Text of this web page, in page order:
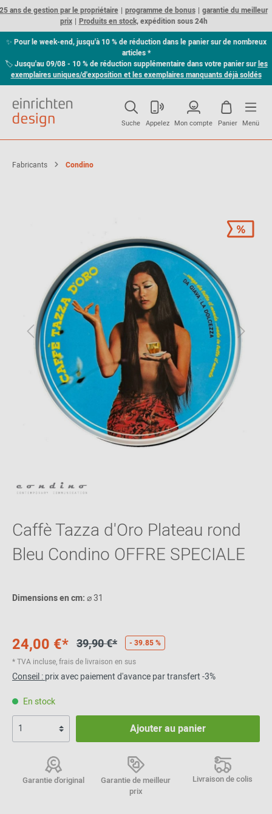
ans de gestion par le propriétaire programme de bonus
garantie du meilleur
prix
Produits en stock,expédition sous 24h
✨ Pour le week-end, jusqu'à 10 % de réduction dans le panier sur de nombreux
articles *
🏷Jusqu'au 09/08 - 10 % de réduction supplémentaire dans votre panier surles
exemplaires uniques/d'exposition et les exemplaires manquants déjà soldés
Suche Appelez Mon compte Panier Menü
Fabricants Condino
Caffè Tazza d'Oro Plateau rond
Bleu Condino OFFRE SPECIALE
Dimensions en cm:⌀ 31
24,00 €* 39,90 €*
- 39.85 %
* TVA incluse, frais de livraison en sus
Conseil :prix avec paiement d'avance par transfert -3%
En stock
Ajouter au panier
Garantie d'original
Garantie de meilleur
prix
Livraison de colis